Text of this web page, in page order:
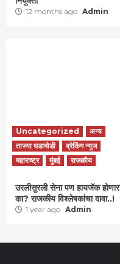
12 months ago Admin
Uncategorized
अन्य
ताज्या घडामोडी
ब्रेकिंग न्युज
महाराष्ट्र
मुंबई राजकीय
उरलीसुरली सेना पण हायजॅक होणार
का? राजकीय विश्लेषकांचा दावा..!
1 year ago Admin